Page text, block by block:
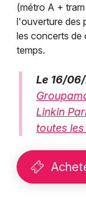
(métro A +
l'ouverture des
les concerts de
temps.
Le 16/
Linkin
toutes